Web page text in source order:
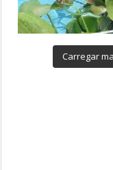
Carregar